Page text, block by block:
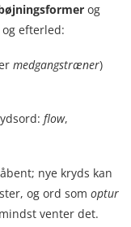
og
efterled:
medgangstræner)
flow,
nye kryds kan
og ord som optur
venter det.